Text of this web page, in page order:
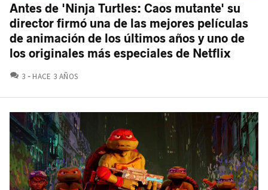
Antes de 'Ninja Turtles: Caos mutante' su
director firmó una de las mejores películas
de animación de los últimos años y uno de
los originales más especiales de Netflix
3 COMENTARIOS
HACE 3 AÑOS